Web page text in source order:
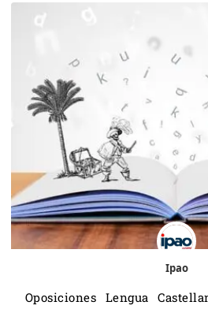
Ipao
Oposiciones Lengua